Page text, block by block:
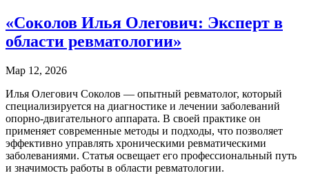
«Соколов Илья Олегович: Эксперт в
области ревматологии»
Мар 12, 2026
Илья Олегович Соколов — опытный ревматолог, который
специализируется на диагностике и лечении заболеваний
опорно-двигательного аппарата. В своей практике он
применяет современные методы и подходы, что позволяет
эффективно управлять хроническими ревматическими
заболеваниями. Статья освещает его профессиональный путь
и значимость работы в области ревматологии.